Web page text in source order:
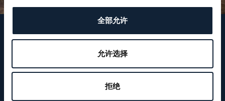
全部允许
允许选择
拒绝
關注我們
WeChat ID
Breguet_China